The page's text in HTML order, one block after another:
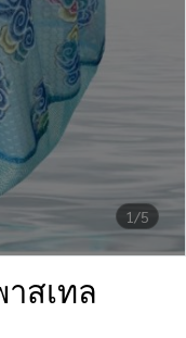
1/5
สเทล